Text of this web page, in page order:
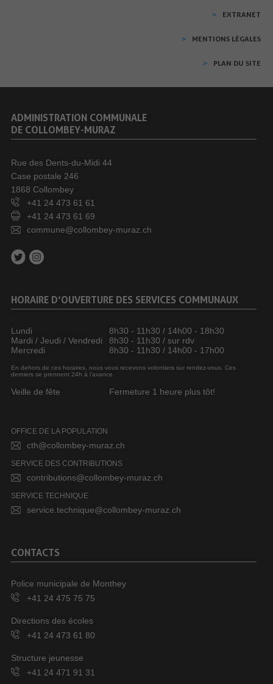
EXTRANET
MENTIONS LÉGALES
PLAN DU SITE
ADMINISTRATION COMMUNALE
DE COLLOMBEY-MURAZ
Rue des Dents-du-Midi 44
Case postale 246
1868 Collombey
+41 24 473 61 61
+41 24 473 61 69
commune@collombey-muraz.ch
HORAIRE D’OUVERTURE DES SERVICES COMMUNAUX
Lundi
8h30 - 11h30 / 14h00 - 18h30
Mardi / Jeudi / Vendredi
8h30 - 11h30 / sur rdv
Mercredi
8h30 - 11h30 / 14h00 - 17h00
En dehors de ces horaires, nous vous recevons volontiers sur rendez-vous. Ces
derniers se prennent 24h à l’avance.
Veille de fête Fermeture 1 heure plus tôt!
OFFICE DE LA POPULATION
cth@collombey-muraz.ch
SERVICE DES CONTRIBUTIONS
contributions@collombey-muraz.ch
SERVICE TECHNIQUE
service.technique@collombey-muraz.ch
CONTACTS
Police municipale de Monthey
+41 24 475 75 75
Directions des écoles
+41 24 473 61 80
Structure jeunesse
+41 24 471 91 31